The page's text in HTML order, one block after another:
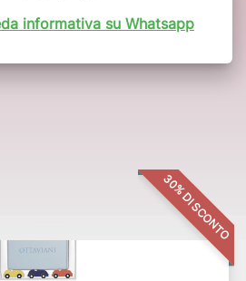
informativa su Whatsapp
30% DI SCONTO